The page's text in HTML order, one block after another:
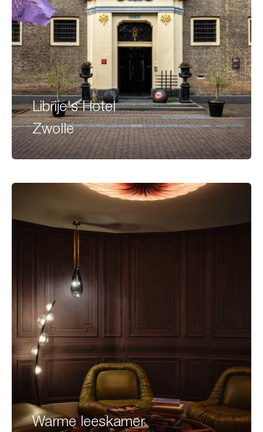
Librije's Hotel
Zwolle
Warme leeskamer